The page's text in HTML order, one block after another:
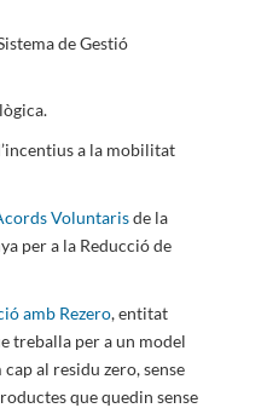
de Gestió
a la mobilitat
Voluntarisde la
per a la Reducció de
amb Rezero, entitat
treballa per a un model
al residu zero, sense
que quedin sense